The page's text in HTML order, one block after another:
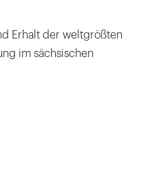
Erhalt der weltgrößten
im sächsischen